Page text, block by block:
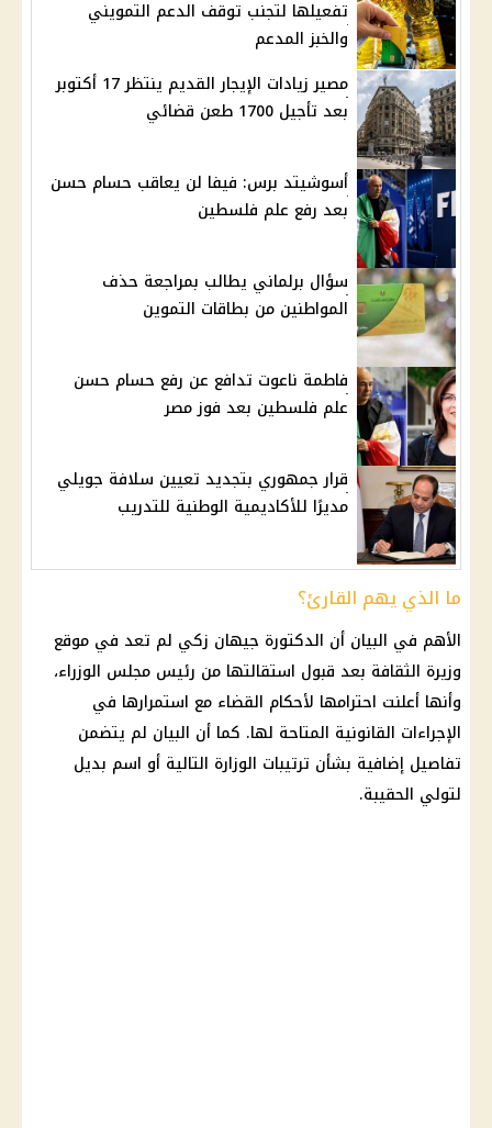
تفعيلها لتجنب توقف الدعم التمويني
والخبز المدعم
مصير زيادات الإيجار القديم ينتظر 17 أكتوبر
بعد تأجيل 1700 طعن قضائي
أسوشيتد برس: فيفا لن يعاقب حسام حسن
بعد رفع علم فلسطين
سؤال برلماني يطالب بمراجعة حذف
المواطنين من بطاقات التموين
فاطمة ناعوت تدافع عن رفع حسام حسن
علم فلسطين بعد فوز مصر
قرار جمهوري بتجديد تعيين سلافة جويلي
مديرًا للأكاديمية الوطنية للتدريب
ما الذي يهم القارئ؟
الأهم في البيان أن الدكتورة جيهان زكي لم تعد في موقع
وزيرة الثقافة بعد قبول استقالتها من رئيس مجلس الوزراء،
وأنها أعلنت احترامها لأحكام القضاء مع استمرارها في
الإجراءات القانونية المتاحة لها. كما أن البيان لم يتضمن
تفاصيل إضافية بشأن ترتيبات الوزارة التالية أو اسم بديل
لتولي الحقيبة.